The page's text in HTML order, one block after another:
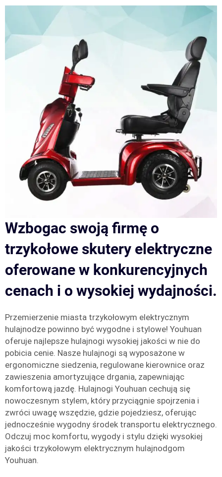
Wzbogac swoją firmę o
trzykołowe skutery elektryczne
oferowane w konkurencyjnych
cenach i o wysokiej wydajności.
Przemierzenie miasta trzykołowym elektrycznym
hulajnodze powinno być wygodne i stylowe! Youhuan
oferuje najlepsze hulajnogi wysokiej jakości w nie do
pobicia cenie. Nasze hulajnogi są wyposażone w
ergonomiczne siedzenia, regulowane kierownice oraz
zawieszenia amortyzujące drgania, zapewniając
komfortową jazdę. Hulajnogi Youhuan cechują się
nowoczesnym stylem, który przyciągnie spojrzenia i
zwróci uwagę wszędzie, gdzie pojedziesz, oferując
jednocześnie wygodny środek transportu elektrycznego.
Odczuj moc komfortu, wygody i stylu dzięki wysokiej
jakości trzykołowym elektrycznym hulajnodgom
Youhuan.